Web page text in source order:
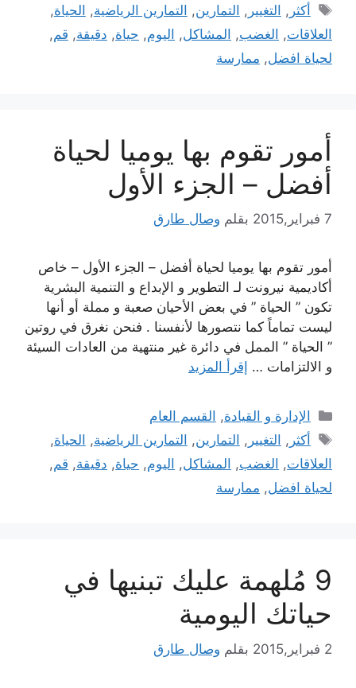
الوسوم
أكثر , التغيير , التمارين, التمارين الرياضية, الحياة,
العلاقات, الغضب, المشاكل, اليوم, حياة, دقيقة, قم,
لحياة افضل, ممارسة
أمور تقوم بها يوميا لحياة
أفضل – الجزء الأول
7 فبراير,2015 بقلم وصال طارق
أمور تقوم بها يوميا لحياة أفضل – الجزء الأول – خاص
أكاديمية نيرونت لـ التطوير و الإبداع و التنمية البشرية
تكون ” الحياة ” في بعض الأحيان صعبة و مملة أو أنها
ليست تماماً كما نتصورها لأنفسنا . فنحن نغرق في روتين
” الحياة ” الممل في دائرة غير منتهية من العادات السيئة
و الالتزامات … إقرأ المزيد
التصنيفات
الإدارة و القيادة, القسم العام
الوسوم
أكثر , التغيير , التمارين, التمارين الرياضية, الحياة,
العلاقات, الغضب, المشاكل, اليوم, حياة, دقيقة, قم,
لحياة افضل, ممارسة
9 مُلهمة عليك تبنيها في
حياتك اليومية
2 فبراير,2015 بقلم وصال طارق